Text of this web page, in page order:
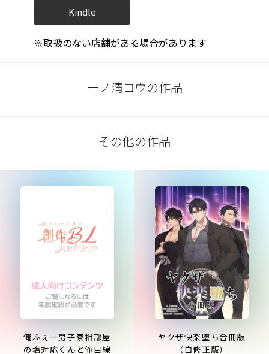
Kindle
※取扱のない店舗がある場合があります
一ノ清コウの作品
その他の作品
俺ふぇー男子寮相部屋
の塩対応くんと俺目線
ヤクザ快楽堕ち合冊版
（白修正版）